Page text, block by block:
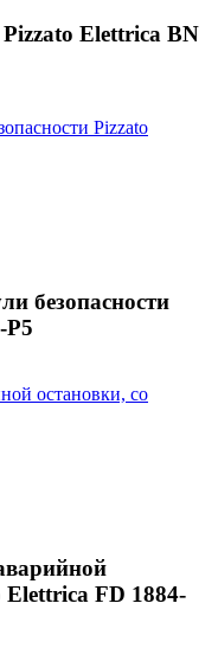
Elettrica BN
безопасности
P5
Elettrica FD 1884-